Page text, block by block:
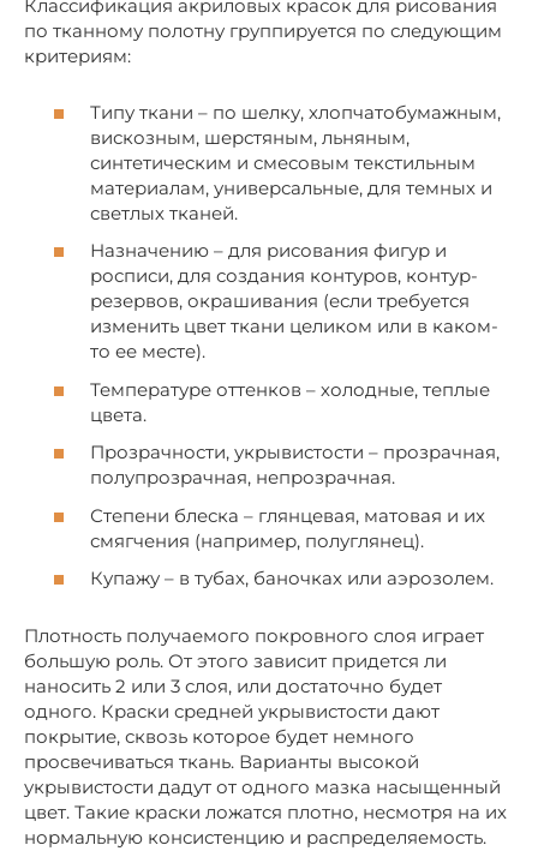
Классификация акриловых красок для рисования
по тканному полотну группируется по следующим
критериям:
Типу ткани – по шелку, хлопчатобумажным,
вискозным, шерстяным, льняным,
синтетическим и смесовым текстильным
материалам, универсальные, для темных и
светлых тканей.
Назначению – для рисования фигур и
росписи, для создания контуров, контур-
резервов, окрашивания (если требуется
изменить цвет ткани целиком или в каком-
то ее месте).
Температуре оттенков – холодные, теплые
цвета.
Прозрачности, укрывистости – прозрачная,
полупрозрачная, непрозрачная.
Степени блеска – глянцевая, матовая и их
смягчения (например, полуглянец).
Купажу – в тубах, баночках или аэрозолем.
Плотность получаемого покровного слоя играет
большую роль. От этого зависит придется ли
наносить 2 или 3 слоя, или достаточно будет
одного. Краски средней укрывистости дают
покрытие, сквозь которое будет немного
просвечиваться ткань. Варианты высокой
укрывистости дадут от одного мазка насыщенный
цвет. Такие краски ложатся плотно, несмотря на их
нормальную консистенцию и распределяемость.